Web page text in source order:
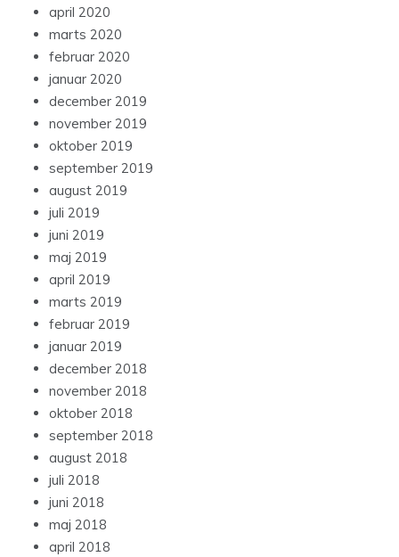
april 2020
marts 2020
februar 2020
januar 2020
december 2019
november 2019
oktober 2019
september 2019
august 2019
juli 2019
juni 2019
maj 2019
april 2019
marts 2019
februar 2019
januar 2019
december 2018
november 2018
oktober 2018
september 2018
august 2018
juli 2018
juni 2018
maj 2018
april 2018